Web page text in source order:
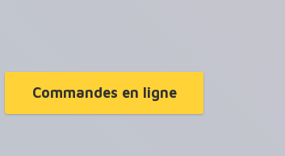
Commandes en ligne